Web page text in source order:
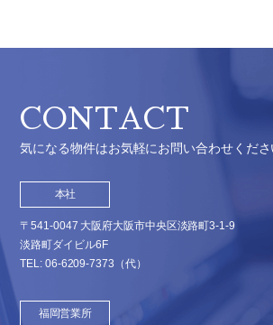
CONTACT
気になる物件はお気軽にお問い合わせくださ
本社
〒541-0047 大阪府大阪市中央区淡路町3-1-9
淡路町ダイビル6F
TEL: 06-6209-7373 （代）
福岡営業所